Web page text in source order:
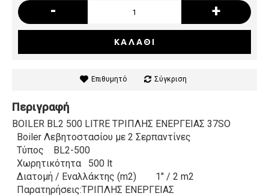
- +
ΚΑΛΆΘΙ
Επιθυμητό Σύγκριση
Περιγραφή
BOILER BL2 500 LITRE ΤΡΙΠΛΗΣ ΕΝΕΡΓΕΙΑΣ 37SO
Boiler Λεβητοστασίου με 2 Σερπαντίνες
Τύπος BL2-500
Χωρητικότητα 500 lt
Διατομή / Εναλλάκτης (m2) 1" / 2 m2
Παρατηρήσεις:ΤΡΙΠΛΗΣ ΕΝΕΡΓΕΙΑΣ